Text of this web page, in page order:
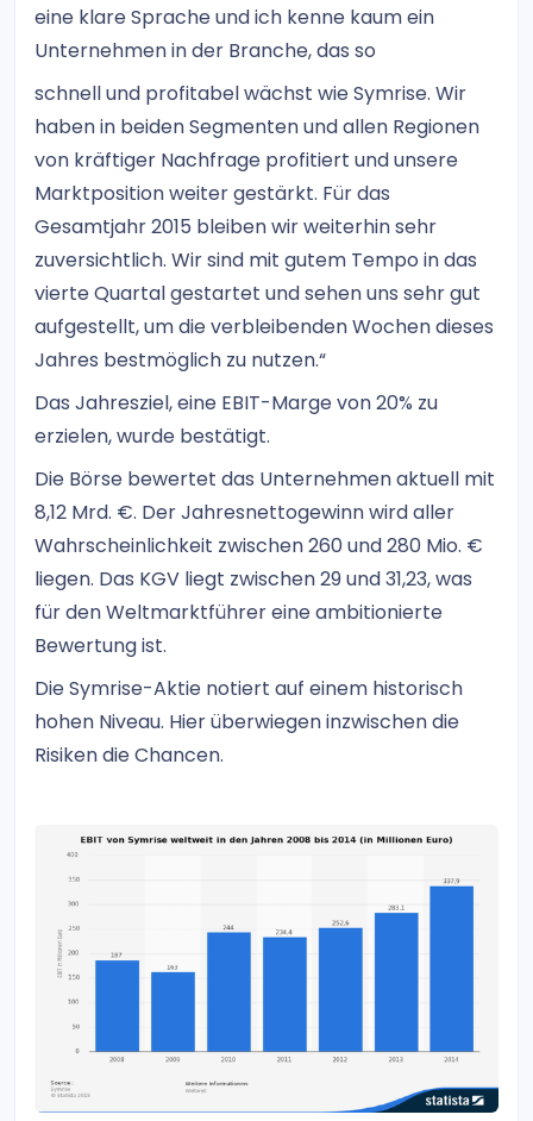
eine klare Sprache und ich kenne kaum ein
Unternehmen in der Branche, das so
schnell und profitabel wächst wie Symrise. Wir
haben in beiden Segmenten und allen Regionen
von kräftiger Nachfrage profitiert und unsere
Marktposition weiter gestärkt. Für das
Gesamtjahr 2015 bleiben wir weiterhin sehr
zuversichtlich. Wir sind mit gutem Tempo in das
vierte Quartal gestartet und sehen uns sehr gut
aufgestellt, um die verbleibenden Wochen dieses
Jahres bestmöglich zu nutzen.“
Das Jahresziel, eine EBIT-Marge von 20% zu
erzielen, wurde bestätigt.
Die Börse bewertet das Unternehmen aktuell mit
8,12 Mrd. €. Der Jahresnettogewinn wird aller
Wahrscheinlichkeit zwischen 260 und 280 Mio. €
liegen. Das KGV liegt zwischen 29 und 31,23, was
für den Weltmarktführer eine ambitionierte
Bewertung ist.
Die Symrise-Aktie notiert auf einem historisch
hohen Niveau. Hier überwiegen inzwischen die
Risiken die Chancen.